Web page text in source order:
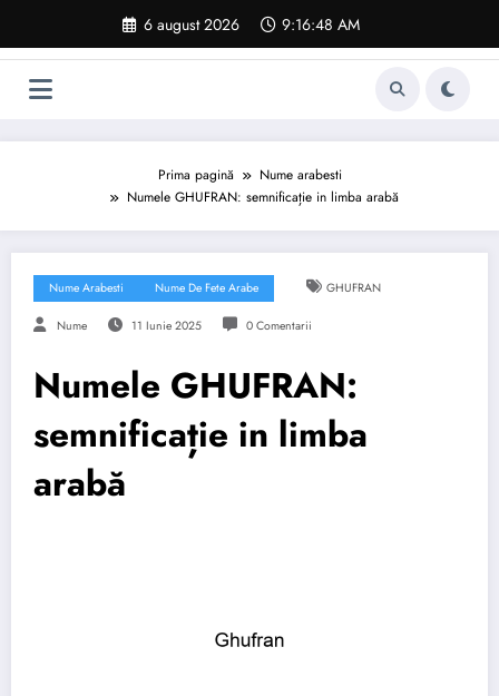
conținut
6 august 2026 9:16:49 AM
Prima pagină
Nume arabesti
Numele GHUFRAN: semnificație in limba arabă
Nume Arabesti Nume De Fete Arabe GHUFRAN
Nume 11 Iunie 2025 0 Comentarii
Numele GHUFRAN:
semnificație in limba
arabă